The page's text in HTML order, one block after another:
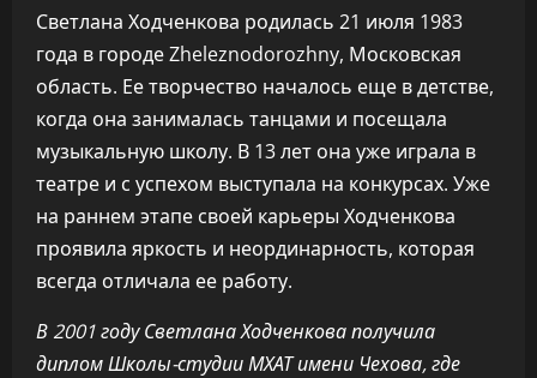
Светлана Ходченкова родилась 21 июля 1983
года в городе Zheleznodorozhny, Московская
область. Ее творчество началось еще в детстве,
когда она занималась танцами и посещала
музыкальную школу. В 13 лет она уже играла в
театре и с успехом выступала на конкурсах. Уже
на раннем этапе своей карьеры Ходченкова
проявила яркость и неординарность, которая
всегда отличала ее работу.
В 2001 году Светлана Ходченкова получила
диплом Школы-студии МХАТ имени Чехова, где